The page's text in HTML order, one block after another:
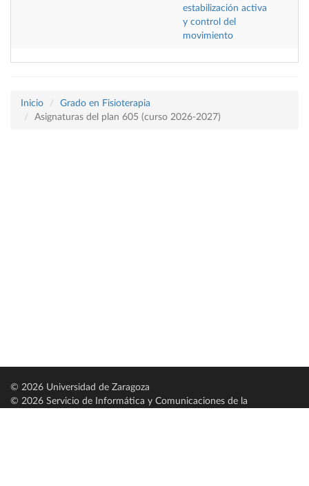
estabilización activa
y control del
movimiento
Inicio
Grado en Fisioterapia
Asignaturas del plan 605 (curso 2026-2027)
© 2026 Universidad de Zaragoza
© 2026 Servicio de Informática y Comunicaciones de la